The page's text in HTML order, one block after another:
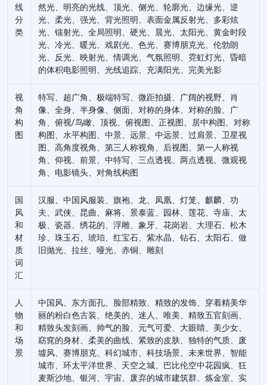
线
分
类
然光、明亮的光线、顶光、侧光、轮廓光、边缘光、逆
光、柔光、强光、背光照明、表面金属反射光、多彩炫
光、镭射光、全局照明、硬光、晨光、太阳光、黄金时段
光、冷光、暖光、戏剧光、色光、赛博朋克光、伦勃朗
光、反光、映射光、情调光、气氛照明、霓虹灯光、昏暗
的体积电影照明、光线追踪、充满阳光、完美光影
视
角
构
图
特写、超广角、极端特写、微距拍摄、广阔的视野、肖
像、全身、半身像、侧面、对称的身体、对称的脸、广
角、俯视/鸟瞰、顶视、俯视图、正视图、居中构图、对称
构图、水平构图、中景、远景、中远景、过肩景、卫星视
图、⾼⻆度视⻆、第三⼈称视⻆、后视图、第⼀⼈称视
⻆、仰视、前景、中特写、三点透视、两点透视、微观视
⻆、电影镜头、对角线构图
国
风
和
材
质
词
汇
汉服、中国风服装、旗袍、龙、凤凰、灯笼、麒麟、功
夫、武侠、昆曲、麻将、景泰蓝、园林、莲花、寺庙、太
极、瓷器、绣花的、浮雕、象牙、花岗岩、⼤理⽯、松⽊
珍、珠⽟⽯、琥珀、红宝⽯、紫⽔晶、钻⽯、太阳⽯、做
旧抛光、拉丝、哑光、⾚铜、雕刻
人
物
和
场
景
中国⻛、东⽅⾯孔、脸部精致、精致的发饰、穿着精美华
丽的粉⽩⾊古装、绝美的、迷⼈、唯美、精致五官刻画、
精致头发刻画、帅⽓的脸、元⽓可爱、⼤眼睛、美少⼥、
窈窕的身材、柔美的曲线、紧致的⽪肤、独特的⽓质、废
墟风、赛博朋克、科幻城市、科技场景、未来世界、智能
城市、环太平洋世界、天空之城、巴比伦空中花园疯、狂
麦斯沙地、银河、宇宙、废弃的城市建筑群、炼金室、实